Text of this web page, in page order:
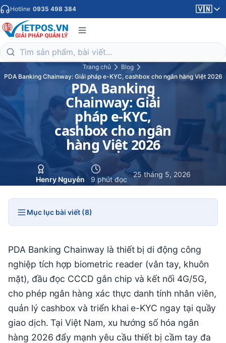
Hotline 0935 498 384 🇻🇳
Trang chủ
Blog
PDA Banking Chainway: Giải pháp e-KYC, cashbox cho ngân hàng Việt 2026
PDA Banking
Chainway: Giải
pháp e-KYC,
cashbox cho ngân
hàng Việt 2026
Henry Nguyễn
·
9 phút đọc
· 25 tháng 5, 2026
Mục lục bài viết (8)
PDA Banking Chainway là thiết bị di động công
nghiệp tích hợp biometric reader (vân tay, khuôn
mặt), đầu đọc CCCD gắn chip và kết nối 4G/5G,
cho phép ngân hàng xác thực danh tính nhân viên,
quản lý cashbox và triển khai e-KYC ngay tại quầy
giao dịch. Tại Việt Nam, xu hướng số hóa ngân
hàng 2026 đẩy mạnh yêu cầu thiết bị cầm tay đa